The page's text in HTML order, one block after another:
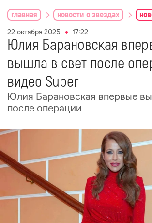
главная новости о звездах
22 октября 2025 17:22
Юлия Барановская
вышла в свет после
видео Super
Юлия Барановская впервые
после операции